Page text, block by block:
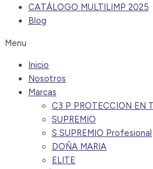
CATÁLOGO MULTILIMP 2025
Blog
Menu
Inicio
Nosotros
Marcas
C3 P PROTECCION EN
SUPREMIO
S SUPREMIO Profesional
DOÑA MARIA
ELITE